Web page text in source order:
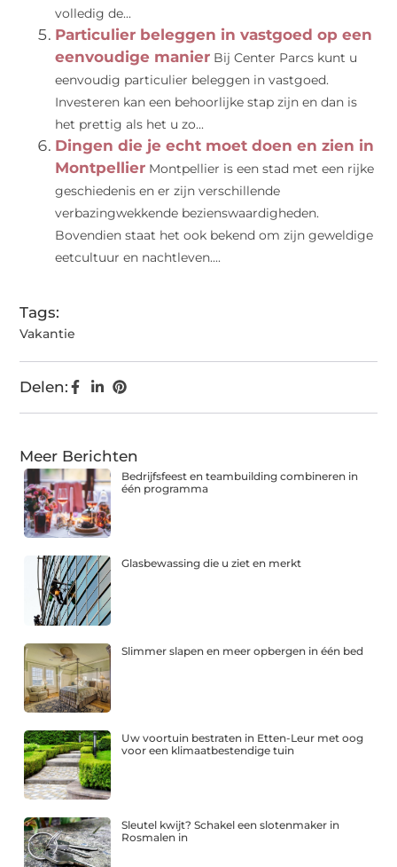
volledig de...
Particulier beleggen in vastgoed op een
eenvoudige manier Bij Center Parcs kunt u
eenvoudig particulier beleggen in vastgoed.
Investeren kan een behoorlijke stap zijn en dan is
het prettig als het u zo...
Dingen die je echt moet doen en zien in
Montpellier Montpellier is een stad met een rijke
geschiedenis en er zijn verschillende
verbazingwekkende bezienswaardigheden.
Bovendien staat het ook bekend om zijn geweldige
eetcultuur en nachtleven....
Tags:
Vakantie
Delen:
Meer Berichten
Bedrijfsfeest en teambuilding combineren in
één programma
Glasbewassing die u ziet en merkt
Slimmer slapen en meer opbergen in één bed
Uw voortuin bestraten in Etten-Leur met oog
voor een klimaatbestendige tuin
Sleutel kwijt? Schakel een slotenmaker in
Rosmalen in